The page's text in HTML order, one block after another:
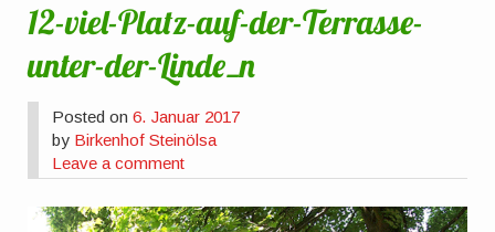
12-viel-Platz-auf-der-Terrasse-
unter-der-Linde_n
Posted on6. Januar 2017
by Birkenhof Steinölsa
Leave a comment